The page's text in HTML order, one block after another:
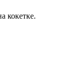
кокетке.